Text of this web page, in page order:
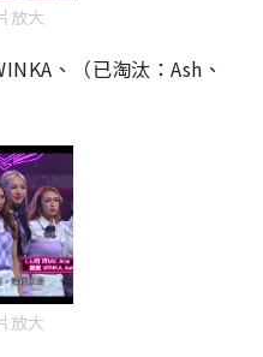
放大
、（已淘汰：Ash、
放大